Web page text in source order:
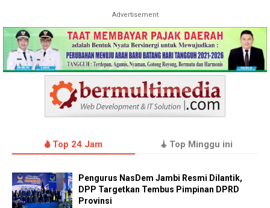
Advertisement
Top 24 Jam Top Minggu ini
Pengurus NasDem Jambi Resmi Dilantik,
DPP Targetkan Tembus Pimpinan DPRD
Provinsi